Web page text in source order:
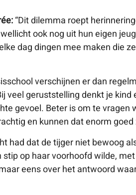
“Dit dilemma roept
ook nog uit hun eigen
dag dingen mee maken die
verschijnen er dan
veel geruststelling denkt je
gevoel. Beter is om te
en kunnen dat enorm
had dat de tijger niet bewoog
op haar voorhoofd wilde,
eens over het antwoord